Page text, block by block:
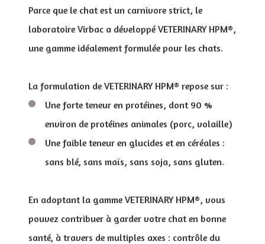
Parce que le chat est un carnivore strict, le
laboratoire Virbac a développé VETERINARY HPM®,
une gamme idéalement formulée pour les chats.
La formulation de VETERINARY HPM® repose sur :
Une forte teneur en protéines, dont 90 %
environ de protéines animales (porc, volaille)
Une faible teneur en glucides et en céréales :
sans blé, sans maïs, sans soja, sans gluten.
En adoptant la gamme VETERINARY HPM®, vous
pouvez contribuer à garder votre chat en bonne
santé, à travers de multiples axes : contrôle du